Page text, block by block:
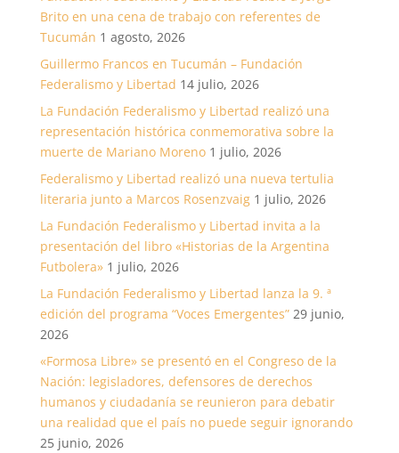
Brito en una cena de trabajo con referentes de
Tucumán 1 agosto, 2026
Guillermo Francos en Tucumán – Fundación
Federalismo y Libertad 14 julio, 2026
La Fundación Federalismo y Libertad realizó una
representación histórica conmemorativa sobre la
muerte de Mariano Moreno 1 julio, 2026
Federalismo y Libertad realizó una nueva tertulia
literaria junto a Marcos Rosenzvaig 1 julio, 2026
La Fundación Federalismo y Libertad invita a la
presentación del libro «Historias de la Argentina
Futbolera» 1 julio, 2026
La Fundación Federalismo y Libertad lanza la 9. ª
edición del programa “Voces Emergentes” 29 junio,
2026
«Formosa Libre» se presentó en el Congreso de la
Nación: legisladores, defensores de derechos
humanos y ciudadanía se reunieron para debatir
una realidad que el país no puede seguir ignorando
25 junio, 2026